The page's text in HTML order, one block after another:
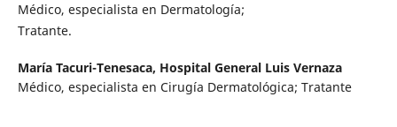
Médico, especialista en Dermatología;
Tratante.
María Tacuri-Tenesaca, Hospital General Luis Vernaza
Médico, especialista en Cirugía Dermatológica; Tratante